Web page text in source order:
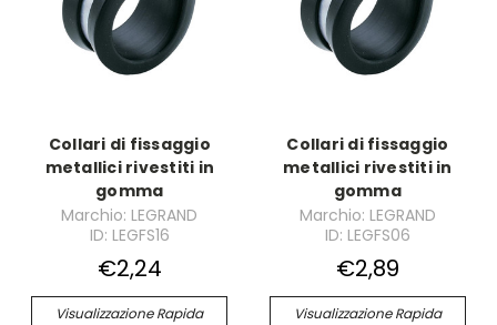
Collari di fissaggio
metallici rivestiti in
gomma
Marchio: LEGRAND
ID: LEGFS16
€2,24
Visualizzazione Rapida
Collari di fissaggio
metallici rivestiti in
gomma
Marchio: LEGRAND
ID: LEGFS06
€2,89
Visualizzazione Rapida